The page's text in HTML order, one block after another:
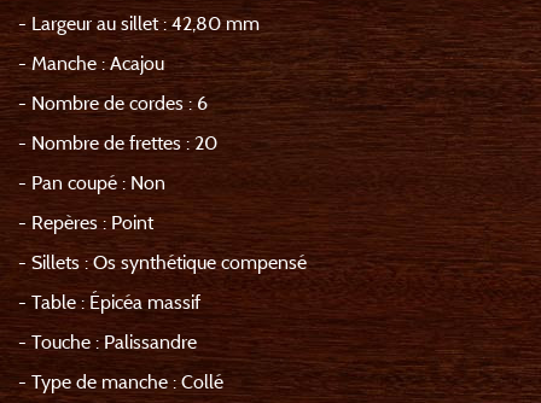
- Largeur au sillet : 42,80 mm
- Manche : Acajou
- Nombre de cordes : 6
- Nombre de frettes : 20
- Pan coupé : Non
- Repères : Point
- Sillets : Os synthétique compensé
- Table : Épicéa massif
- Touche : Palissandre
- Type de manche : Collé